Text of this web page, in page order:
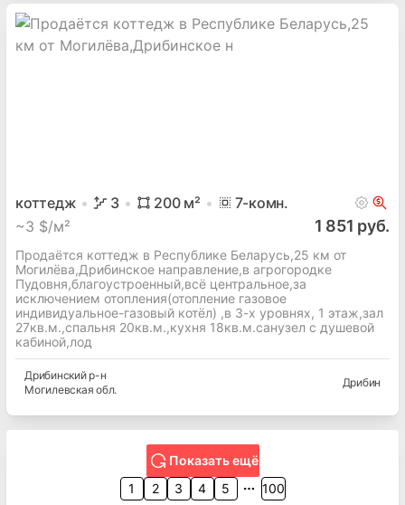
коттедж 3 200м² 7-комн.
~3 $/м² 1 851 руб.
Продаётся коттедж в Республике Беларусь,25 км от
Могилёва,Дрибинское направление,в агрогородке
Пудовня,благоустроенный,всё центральное,за
исключением отопления(отопление газовое
индивидуальное-газовый котёл) ,в 3-х уровнях, 1 этаж,зал
27кв.м.,спальня 20кв.м.,кухня 18кв.м.санузел с душевой
кабиной,лод
Дрибинскийр-н
Могилевская обл.
Дрибин
Показать ещё
1
2 3 4 5 100